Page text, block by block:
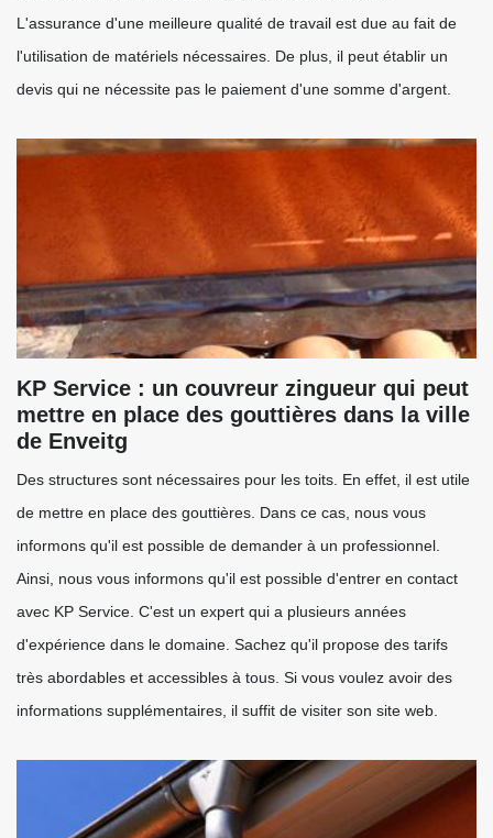
L'assurance d'une meilleure qualité de travail est due au fait de
l'utilisation de matériels nécessaires. De plus, il peut établir un
devis qui ne nécessite pas le paiement d'une somme d'argent.
KP Service : un couvreur zingueur qui peut
mettre en place des gouttières dans la ville
de Enveitg
Des structures sont nécessaires pour les toits. En effet, il est utile
de mettre en place des gouttières. Dans ce cas, nous vous
informons qu'il est possible de demander à un professionnel.
Ainsi, nous vous informons qu'il est possible d'entrer en contact
avec KP Service. C'est un expert qui a plusieurs années
d'expérience dans le domaine. Sachez qu'il propose des tarifs
très abordables et accessibles à tous. Si vous voulez avoir des
informations supplémentaires, il suffit de visiter son site web.